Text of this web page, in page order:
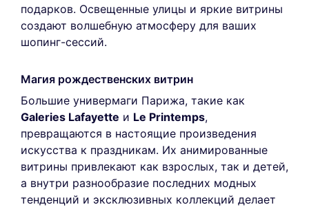
подарков. Освещенные улицы и яркие витрины
создают волшебную атмосферу для ваших
шопинг-сессий.
Магия рождественских витрин
Большие универмаги Парижа, такие как
Galeries Lafayette и Le Printemps,
превращаются в настоящие произведения
искусства к праздникам. Их анимированные
витрины привлекают как взрослых, так и детей,
а внутри разнообразие последних модных
тенденций и эксклюзивных коллекций делает